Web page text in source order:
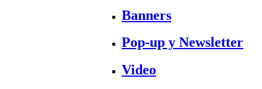
Banners
Pop-up y Newsletter
Video